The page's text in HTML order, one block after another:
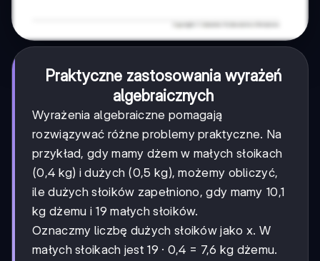
Praktyczne zastosowania wyrażeń
algebraicznych
Wyrażenia algebraiczne pomagają
rozwiązywać różne problemy praktyczne. Na
przykład, gdy mamy dżem w małych słoikach
(0,4 kg) i dużych (0,5 kg), możemy obliczyć,
ile dużych słoików zapełniono, gdy mamy 10,1
kg dżemu i 19 małych słoików.
Oznaczmy liczbę dużych słoików jako x. W
małych słoikach jest 19 · 0,4 = 7,6 kg dżemu.